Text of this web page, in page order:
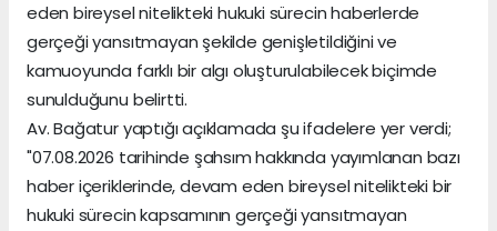
eden bireysel nitelikteki hukuki sürecin haberlerde
gerçeği yansıtmayan şekilde genişletildiğini ve
kamuoyunda farklı bir algı oluşturulabilecek biçimde
sunulduğunu belirtti.
Av. Bağatur yaptığı açıklamada şu ifadelere yer verdi;
"07.08.2026 tarihinde şahsım hakkında yayımlanan bazı
haber içeriklerinde, devam eden bireysel nitelikteki bir
hukuki sürecin kapsamının gerçeği yansıtmayan